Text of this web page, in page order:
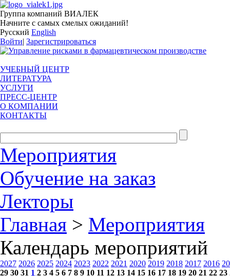
Группа компаний ВИАЛЕК
Начните с самых смелых ожиданий!
Русский English
Войти| Зарегистрироваться
УЧЕБНЫЙ ЦЕНТР
ЛИТЕРАТУРА
УСЛУГИ
ПРЕСС-ЦЕНТР
О КОМПАНИИ
КОНТАКТЫ
Мероприятия
Обучение на заказ
Лекторы
Главная > Мероприятия
Календарь мероприятий
2027 2026 2025 2024 2023 2022 2021 2020 2019 2018 2017 2016
29 30 31 1 2 3 4 5 6 7 8 9 10 11 12 13 14 15 16 17 18 19 20 21 22 23